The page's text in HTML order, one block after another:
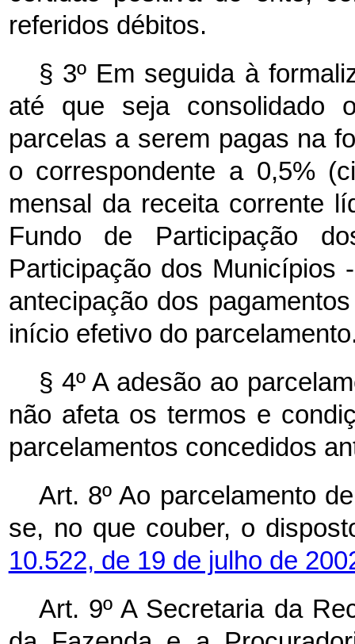
referidos débitos.
§ 3º Em seguida à
até que seja consolidado
parcelas a serem pagas na
o correspondente a 0,5%
mensal da receita corrente
Fundo de Participação
Participação dos Municípios
antecipação dos
início efetivo do
§ 4º A adesão ao
não afeta os termos e
parcelamentos concedidos
Art. 8º Ao parcelamento
se, no que couber, o
10.522, de 19 de julho de
Art. 9º A Secretaria da